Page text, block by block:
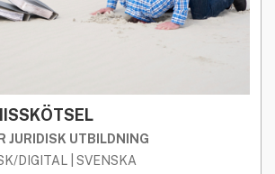
JURIDISK UTBILDNING
DIGITAL | SVENSKA